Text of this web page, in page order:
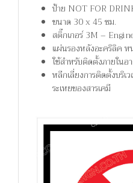
ป้าย NOT FOR
ขนาด 30 x 45 ซม.
สติ๊กเกอร์ 3M –
แผ่นรองหลังอะคริลิค ห
ใช้สำหรับติดตั้งภายในอ
หลีกเลี่ยงการติดตั้งบริเ
ระเหยของสารเคมี